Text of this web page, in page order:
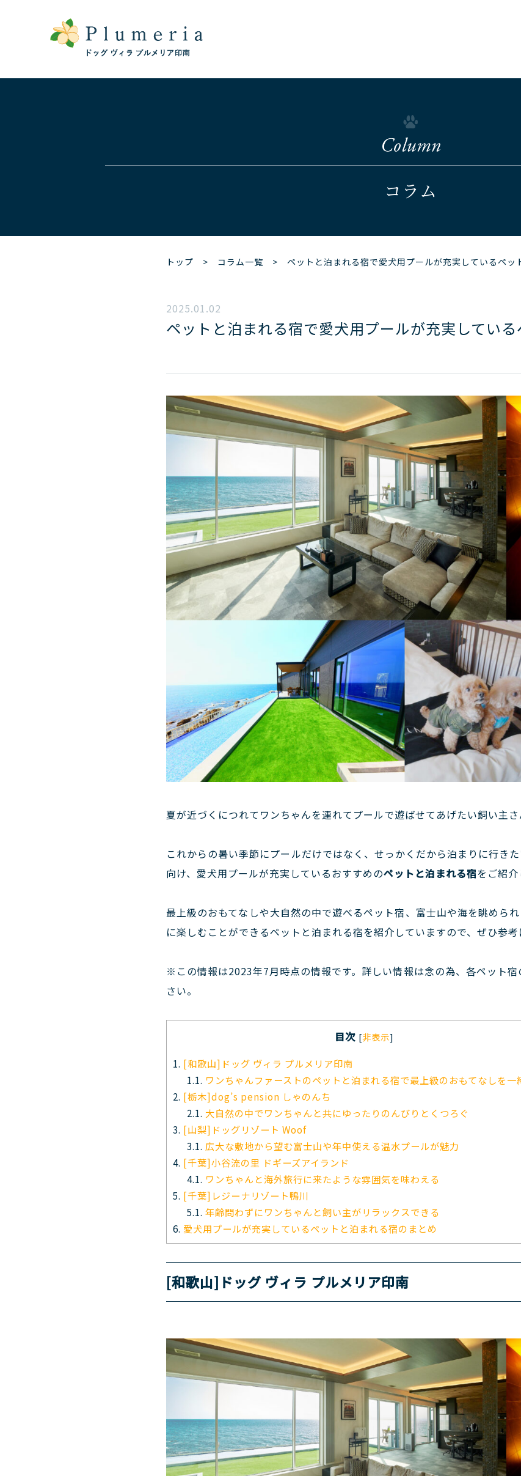
コラム
トップ > コラム一覧 > ペットと泊まれる宿で愛犬用プールが充実しているペッ
2025.01.02
ペットと泊まれる宿で愛犬用プールが充実してい
夏が近づくにつれてワンちゃんを連れてプールで遊ばせてあげたい飼い主さ
これからの暑い季節にプールだけではなく、せっかくだから泊まりに行き
向け、愛犬用プールが充実しているおすすめのペットと泊まれる宿をご紹介
最上級のおもてなしや大自然の中で遊べるペット宿、富士山や海を眺めら
に楽しむことができるペットと泊まれる宿を紹介していますので、ぜひ参考
※この情報は2023年7月時点の情報です。詳しい情報は念の為、各ペット宿
さい。
目次 [非表示]
1. [和歌山]ドッグ ヴィラ プルメリア印南
1.1. ワンちゃんファーストのペットと泊まれる宿で最上級のおもてなしを一
2. [栃木]dog’s pension しゃのんち
2.1. 大自然の中でワンちゃんと共にゆったりのんびりとくつろぐ
3. [山梨]ドッグリゾート Woof
3.1. 広大な敷地から望む富士山や年中使える温水プールが魅力
4. [千葉]小谷流の里 ドギーズアイランド
4.1. ワンちゃんと海外旅行に来たような雰囲気を味わえる
5. [千葉]レジーナリゾート鴨川
5.1. 年齢問わずにワンちゃんと飼い主がリラックスできる
6. 愛犬用プールが充実しているペットと泊まれる宿のまとめ
[和歌山]ドッグ ヴィラ プルメリア印南